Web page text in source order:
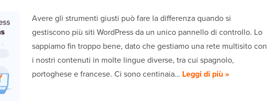
Avere gli strumenti giusti può fare la differenza quando si
gestiscono più siti WordPress da un unico pannello di controllo. Lo
sappiamo fin troppo bene, dato che gestiamo una rete multisito con
i nostri contenuti in molte lingue diverse, tra cui spagnolo,
portoghese e francese. Ci sono centinaia… Leggi di più »